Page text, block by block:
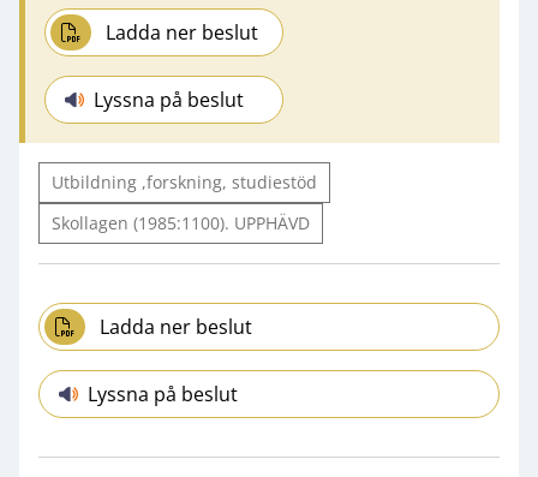
Ladda ner beslut
Lyssna på beslut
Utbildning ,forskning, studiestöd
Skollagen (1985:1100). UPPHÄVD
Ladda ner beslut
Lyssna på beslut